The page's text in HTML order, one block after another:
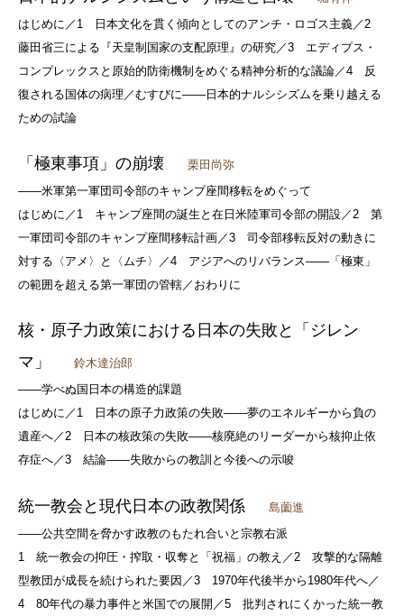
はじめに／1 日本文化を貫く傾向としてのアンチ・ロゴス主義／2
藤田省三による『天皇制国家の支配原理』の研究／3 エディプス・
コンプレックスと原始的防衛機制をめぐる精神分析的な議論／4 反
復される国体の病理／むすびに――日本的ナルシシズムを乗り越える
ための試論
「極東事項」の崩壊
栗田尚弥
――米軍第一軍団司令部のキャンプ座間移転をめぐって
はじめに／1 キャンプ座間の誕生と在日米陸軍司令部の開設／2 第
一軍団司令部のキャンプ座間移転計画／3 司令部移転反対の動きに
対する〈アメ〉と〈ムチ〉／4 アジアへのリバランス――「極東」
の範囲を超える第一軍団の管轄／おわりに
核・原子力政策における日本の失敗と「ジレン
マ」
鈴木達治郎
――学べぬ国日本の構造的課題
はじめに／1 日本の原子力政策の失敗――夢のエネルギーから負の
遺産へ／2 日本の核政策の失敗――核廃絶のリーダーから核抑止依
存症へ／3 結論――失敗からの教訓と今後への示唆
統一教会と現代日本の政教関係
島薗進
――公共空間を脅かす政教のもたれ合いと宗教右派
1 統一教会の抑圧・搾取・収奪と「祝福」の教え／2 攻撃的な隔離
型教団が成長を続けられた要因／3 1970年代後半から1980年代へ／
4 80年代の暴力事件と米国での展開／5 批判されにくかった統一教